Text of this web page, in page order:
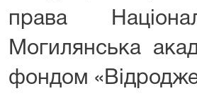
права
Могилянська
фондом